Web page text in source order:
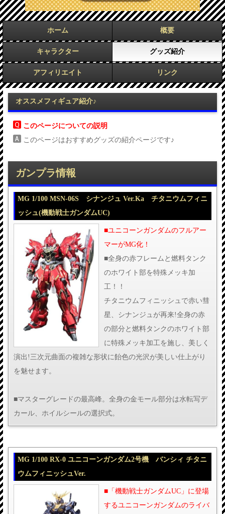
ホーム 概要
キャラクター グッズ紹介
アフィリエイト リンク
オススメフィギュア紹介♪
このページについての説明
このページはおすすめグッズの紹介ページです♪
ガンプラ情報
MG 1/100 MSN-06S シナンジュ Ver.Ka チタニウムフィニ
ッシュ(機動戦士ガンダムUC)
■ユニコーンガンダムのフルアー
マーがMG化！
■全身の赤フレームと燃料タンク
のホワイト部を特殊メッキ加
工！！
チタニウムフィニッシュで赤い彗
星、シナンジュが再来!全身の赤
の部分と燃料タンクのホワイト部
に特殊メッキ加工を施し、美しく
演出!三次元曲面の複雑な形状に飴色の光沢が美しい仕上がり
を魅せます。
■マスターグレードの最高峰。全身の金モール部分は水転写デ
カール、ホイルシールの選択式。
MG 1/100 RX-0 ユニコーンガンダム2号機 バンシィ チタニ
ウムフィニッシュVer.
■「機動戦士ガンダムUC」に登場
するユニコーンガンダムのライバ